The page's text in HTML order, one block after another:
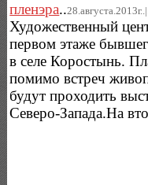
пленэра..
Художественный
первом этаже
в селе Коростынь.
помимо встреч
будут проходить
Северо-Запада.На